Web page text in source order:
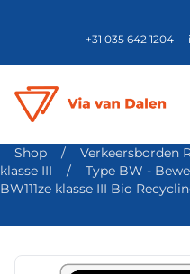
+31 035 642 1204
Shop / Verkeersborden
klasse III
/ Type BW -
BW111ze klasse III Bio